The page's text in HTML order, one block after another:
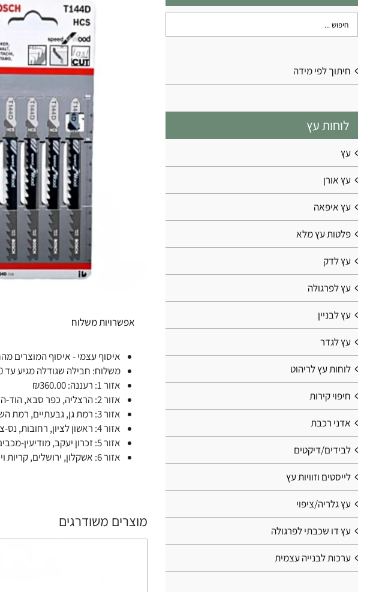
כמות
משוריות
BOSCH
T144D
אפשרויות משלוח
איסוף עצמי - איסוף המוצרים מהחנות, כתובת:
משלוח: חבילה שגודלה מגיע עד 40X40X40 ס"מ ומשקלה עד 15 ק"ג, זמן אספקה עד 5 ימי עסקים (בישובים מרוחקים עד 7 ימי עסקים) - 50₪.
אזור 1: רעננה: ₪360.00
אזור 2: הרצליה, כפר סבא, הוד-השרון, בצרה ויישובי הסביבה: ₪420.00
אזור 3: רמת גן, גבעתיים, רמת השרון, פתח תקווה, ראש העין, תל-אביב, נתניה, תל-מונד, קדימה-צורן, כוכב יאיר, צור יגאל ויישובי הסביבה: ₪470.00
אזור 4: ראשון לציון, רחובות, נס-ציונה, חדרה, כפר יונה, אלפי מנשה, אורנית, חולון, בת ים וישובי הסביבה: ₪520.00
אזור 5: זכרון יעקב, מודיעין-מכבים-רעות, חיפה, אשדוד, בית שמש וישובי הסביבה: ₪760.00
אזור 6: אשקלון, ירושלים, קריות ויישובי הסביבה: ₪1200.00
מוצרים משודרגים
חיתוך לפי מידה
לוחות עץ
עץ
עץ אורן
עץ איפאה
פלטות עץ מלא
עץ לדק
עץ לפרגולה
עץ לבניין
עץ לגדר
לוחות עץ לריהוט
חיפוי קירות
אדני רכבת
לבידים/דיקטים
לייסטים וזוויות עץ
עץ גלריה/ציפוי
עץ דו שכבתי לפרגולה
ערכות לבנייה עצמית